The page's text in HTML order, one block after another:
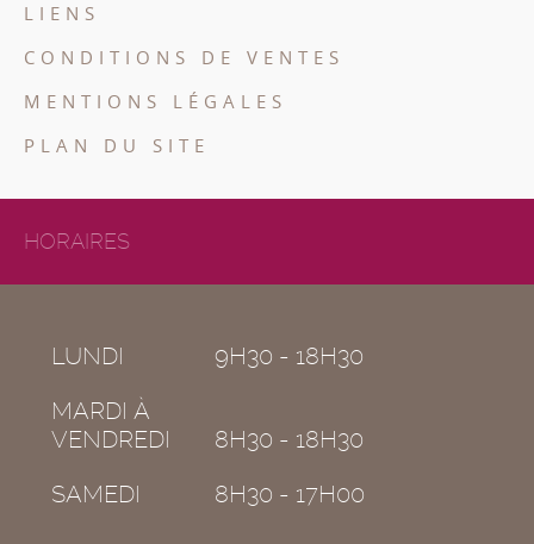
LIENS
CONDITIONS DE VENTES
MENTIONS LÉGALES
PLAN DU SITE
HORAIRES
LUNDI
9H30 - 18H30
MARDI À
VENDREDI
8H30 - 18H30
SAMEDI
8H30 - 17H00